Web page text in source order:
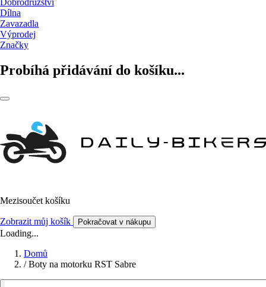
Dílna
Zavazadla
Výprodej
Značky
Probíhá přidávání do košíku...
Mezisoučet košíku
Zobrazit můj košík Pokračovat v nákupu
Loading...
Domů
/ Boty na motorku RST Sabre